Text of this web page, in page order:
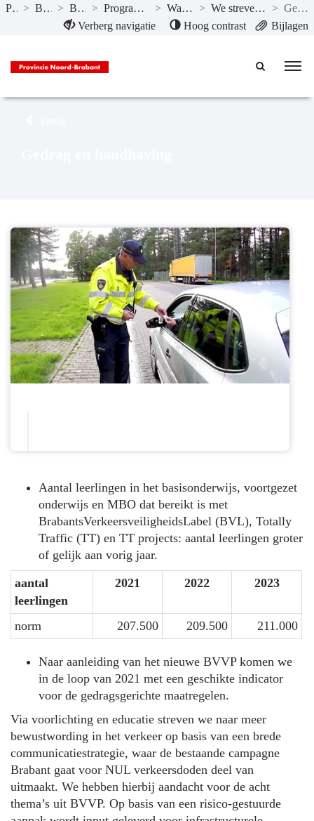
Naar hoofdinhoud
Publicaties > Begroting 2021 > Begroting 2021 > Programma 8 Basisinfrastructuur mobiliteit > Wat willen we bereiken? > We streven naar nul verkeersslachtoffers in Brabant >
Gedrag en handhaving
Verberg navigatie
Hoog contrast Bijlagen
Aantal leerlingen in het basisonderwijs, voortgezet
onderwijs en MBO dat bereikt is met
BrabantsVerkeersveiligheidsLabel (BVL), Totally
Traffic (TT) en TT projects: aantal leerlingen groter
of gelijk aan vorig jaar.
aantal
leerlingen
2021 2022 2023
norm 207.500 209.500 211.000
Naar aanleiding van het nieuwe BVVP komen we
in de loop van 2021 met een geschikte indicator
voor de gedragsgerichte maatregelen.
Via voorlichting en educatie streven we naar meer
bewustwording in het verkeer op basis van een brede
communicatiestrategie, waar de bestaande campagne
Brabant gaat voor NUL verkeersdoden deel van
uitmaakt. We hebben hierbij aandacht voor de acht
thema’s uit BVVP. Op basis van een risico-gestuurde